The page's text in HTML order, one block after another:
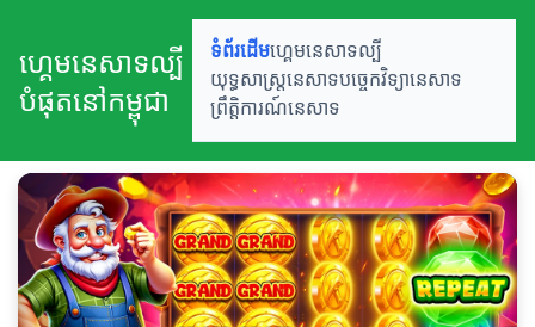
ហ្គេមនេសាទល្បី
បំផុតនៅកម្ពុជា
ទំព័រដើមហ្គេមនេសាទល្បី
យុទ្ធសាស្ត្រនេសាទបច្ចេកវិទ្យានេសាទ
ព្រឹត្តិការណ៍នេសាទ